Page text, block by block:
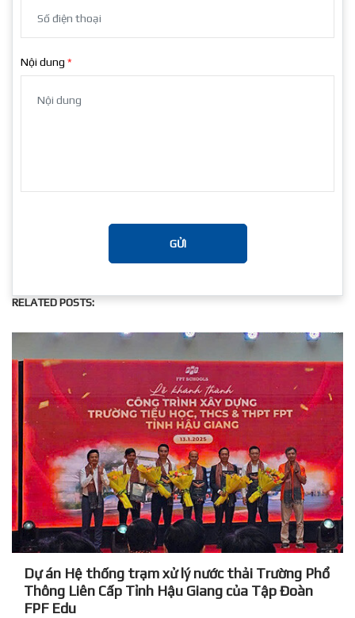
Nội dung
GỬI
RELATED POSTS:
Dự án Hệ thống trạm xử lý nước thải Trường Phổ
Thông Liên Cấp Tỉnh Hậu Giang của Tập Đoàn
FPF Edu